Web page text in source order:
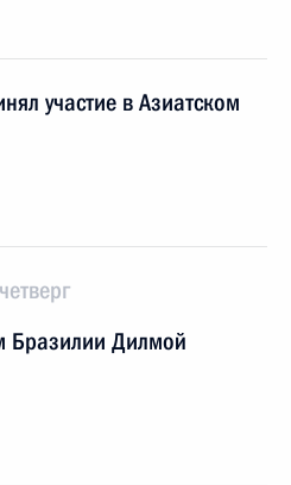
участие в Азиатском
Бразилии Дилмой